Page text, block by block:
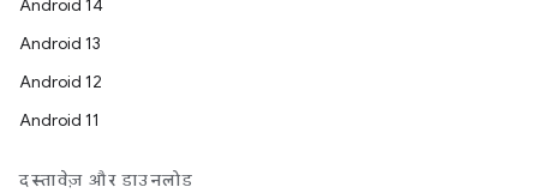
Android 14
Android 13
Android 12
Android 11
दस्तावेज़ और डाउनलोड